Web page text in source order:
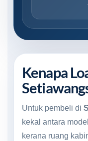
Kenapa
Untuk pembeli di
kekal antara
kerana ruang